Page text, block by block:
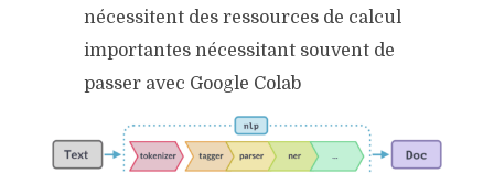
nécessitent des ressources de calcul
importantes nécessitant souvent de
passer avec Google Colab